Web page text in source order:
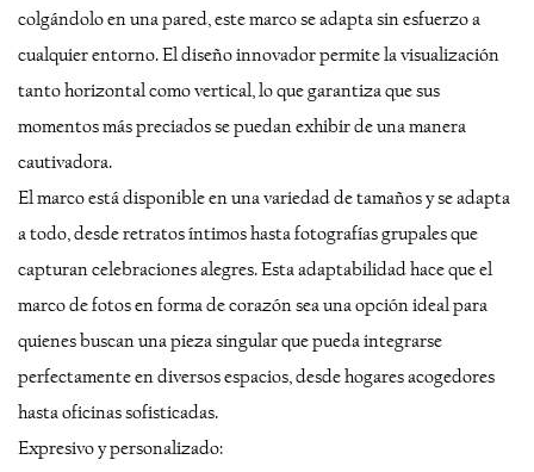
colgándolo en una pared, este marco se adapta sin esfuerzo a
cualquier entorno. El diseño innovador permite la visualización
tanto horizontal como vertical, lo que garantiza que sus
momentos más preciados se puedan exhibir de una manera
cautivadora.
El marco está disponible en una variedad de tamaños y se adapta
a todo, desde retratos íntimos hasta fotografías grupales que
capturan celebraciones alegres. Esta adaptabilidad hace que el
marco de fotos en forma de corazón sea una opción ideal para
quienes buscan una pieza singular que pueda integrarse
perfectamente en diversos espacios, desde hogares acogedores
hasta oficinas sofisticadas.
Expresivo y personalizado: